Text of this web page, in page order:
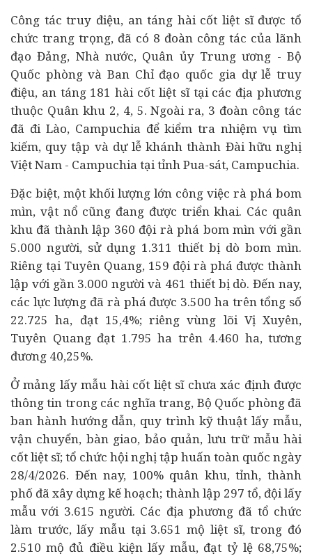
Công tác truy điệu, an táng hài cốt liệt sĩ được tổ
chức trang trọng, đã có 8 đoàn công tác của lãnh
đạo Đảng, Nhà nước, Quân ủy Trung ương - Bộ
Quốc phòng và Ban Chỉ đạo quốc gia dự lễ truy
điệu, an táng 181 hài cốt liệt sĩ tại các địa phương
thuộc Quân khu 2, 4, 5. Ngoài ra, 3 đoàn công tác
đã đi Lào, Campuchia để kiểm tra nhiệm vụ tìm
kiếm, quy tập và dự lễ khánh thành Đài hữu nghị
Việt Nam - Campuchia tại tỉnh Pua-sát, Campuchia.
Đặc biệt, một khối lượng lớn công việc rà phá bom
mìn, vật nổ cũng đang được triển khai. Các quân
khu đã thành lập 360 đội rà phá bom mìn với gần
5.000 người, sử dụng 1.311 thiết bị dò bom mìn.
Riêng tại Tuyên Quang, 159 đội rà phá được thành
lập với gần 3.000 người và 461 thiết bị dò. Đến nay,
các lực lượng đã rà phá được 3.500 ha trên tổng số
22.725 ha, đạt 15,4%; riêng vùng lõi Vị Xuyên,
Tuyên Quang đạt 1.795 ha trên 4.460 ha, tương
đương 40,25%.
Ở mảng lấy mẫu hài cốt liệt sĩ chưa xác định được
thông tin trong các nghĩa trang, Bộ Quốc phòng đã
ban hành hướng dẫn, quy trình kỹ thuật lấy mẫu,
vận chuyển, bàn giao, bảo quản, lưu trữ mẫu hài
cốt liệt sĩ; tổ chức hội nghị tập huấn toàn quốc ngày
28/4/2026. Đến nay, 100% quân khu, tỉnh, thành
phố đã xây dựng kế hoạch; thành lập 297 tổ, đội lấy
mẫu với 3.615 người. Các địa phương đã tổ chức
làm trước, lấy mẫu tại 3.651 mộ liệt sĩ, trong đó
2.510 mộ đủ điều kiện lấy mẫu, đạt tỷ lệ 68,75%;